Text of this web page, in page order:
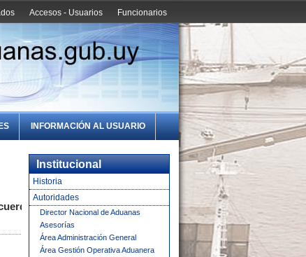
Funcionarios
Accesos - Usuarios
INFORMACIÓN AL USUARIO
Institucional
Historia
Autoridades
Director Nacional de Aduanas
Asesorías
Área Administración General
Área Gestión Operativa Aduanera